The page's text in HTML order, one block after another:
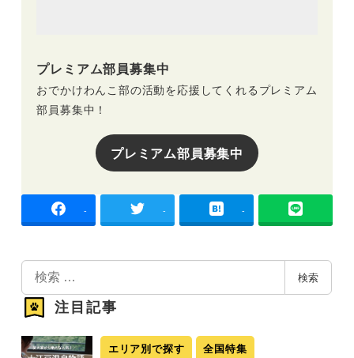
プレミアム部員募集中
おでかけわんこ部の活動を応援してくれるプレミアム
部員募集中！
プレミアム部員募集中
- - -
索
検索
注目記事
エリア別で探す 全国特集